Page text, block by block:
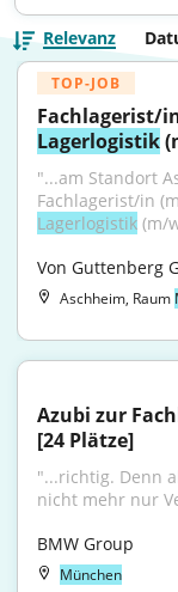
Relevanz
TOP-JOB
Lagerlogistik
"...am Standort
Lagerlogistik (m/
Von Guttenberg
Aschheim, Raum
Azubi zur
[24 Plätze]
"...richtig. Denn
nicht mehr nur
BMW Group
München